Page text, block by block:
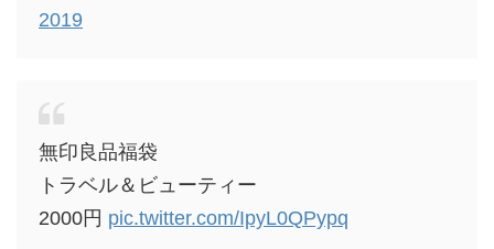
2019
無印良品福袋
トラベル＆ビューティー
2000円 pic.twitter.com/IpyL0QPypq